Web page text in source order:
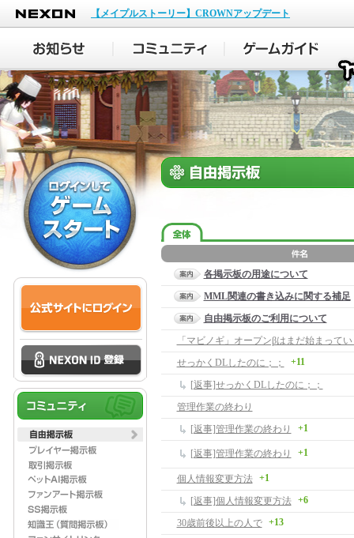
NEXON
【メイプルストーリー】CROWNアップデート
各掲示板の用途について
MML関連の書き込みに関する補足
自由掲示板のご利用について
せっかくDLしたのに；； +11
[返事]せっかくDLしたのに；；
管理作業の終わり
[返事]管理作業の終わり
+1
[返事]管理作業の終わり +1
個人情報変更方法 +1
[返事]個人情報変更方法 +6
30歳前後以上の人で +13